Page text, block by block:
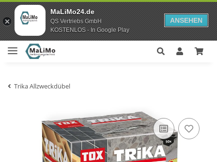
MaLiMo24.de
QS Vertriebs GmbH
KOSTENLOS - In Google Play
ANSEHEN
Trika Allzweckdübel